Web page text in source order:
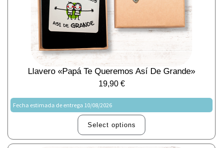
Llavero «Papá Te Queremos Así De Grande»
19,90 €
Fecha estimada de entrega 10/08/2026
Select options